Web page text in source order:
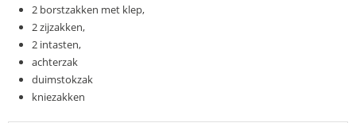
2 borstzakken met klep,
2 zijzakken,
2 intasten,
achterzak
duimstokzak
kniezakken